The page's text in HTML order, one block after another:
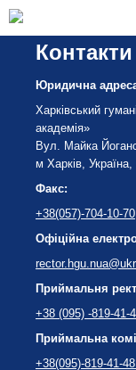
Контакти
Юридична
Харківський
академія»
Вул. Майка
м Харків,
Факс:
+38(057)-704-10-70
Офіційна
Приймальня
+38 (095) -819-41-
Приймальна
+38(095)-819-41-48